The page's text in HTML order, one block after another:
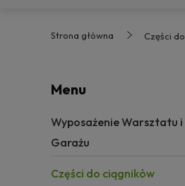
Strona główna Części
Menu
Wyposażenie Warsztatu i
Garażu
Części do ciągników